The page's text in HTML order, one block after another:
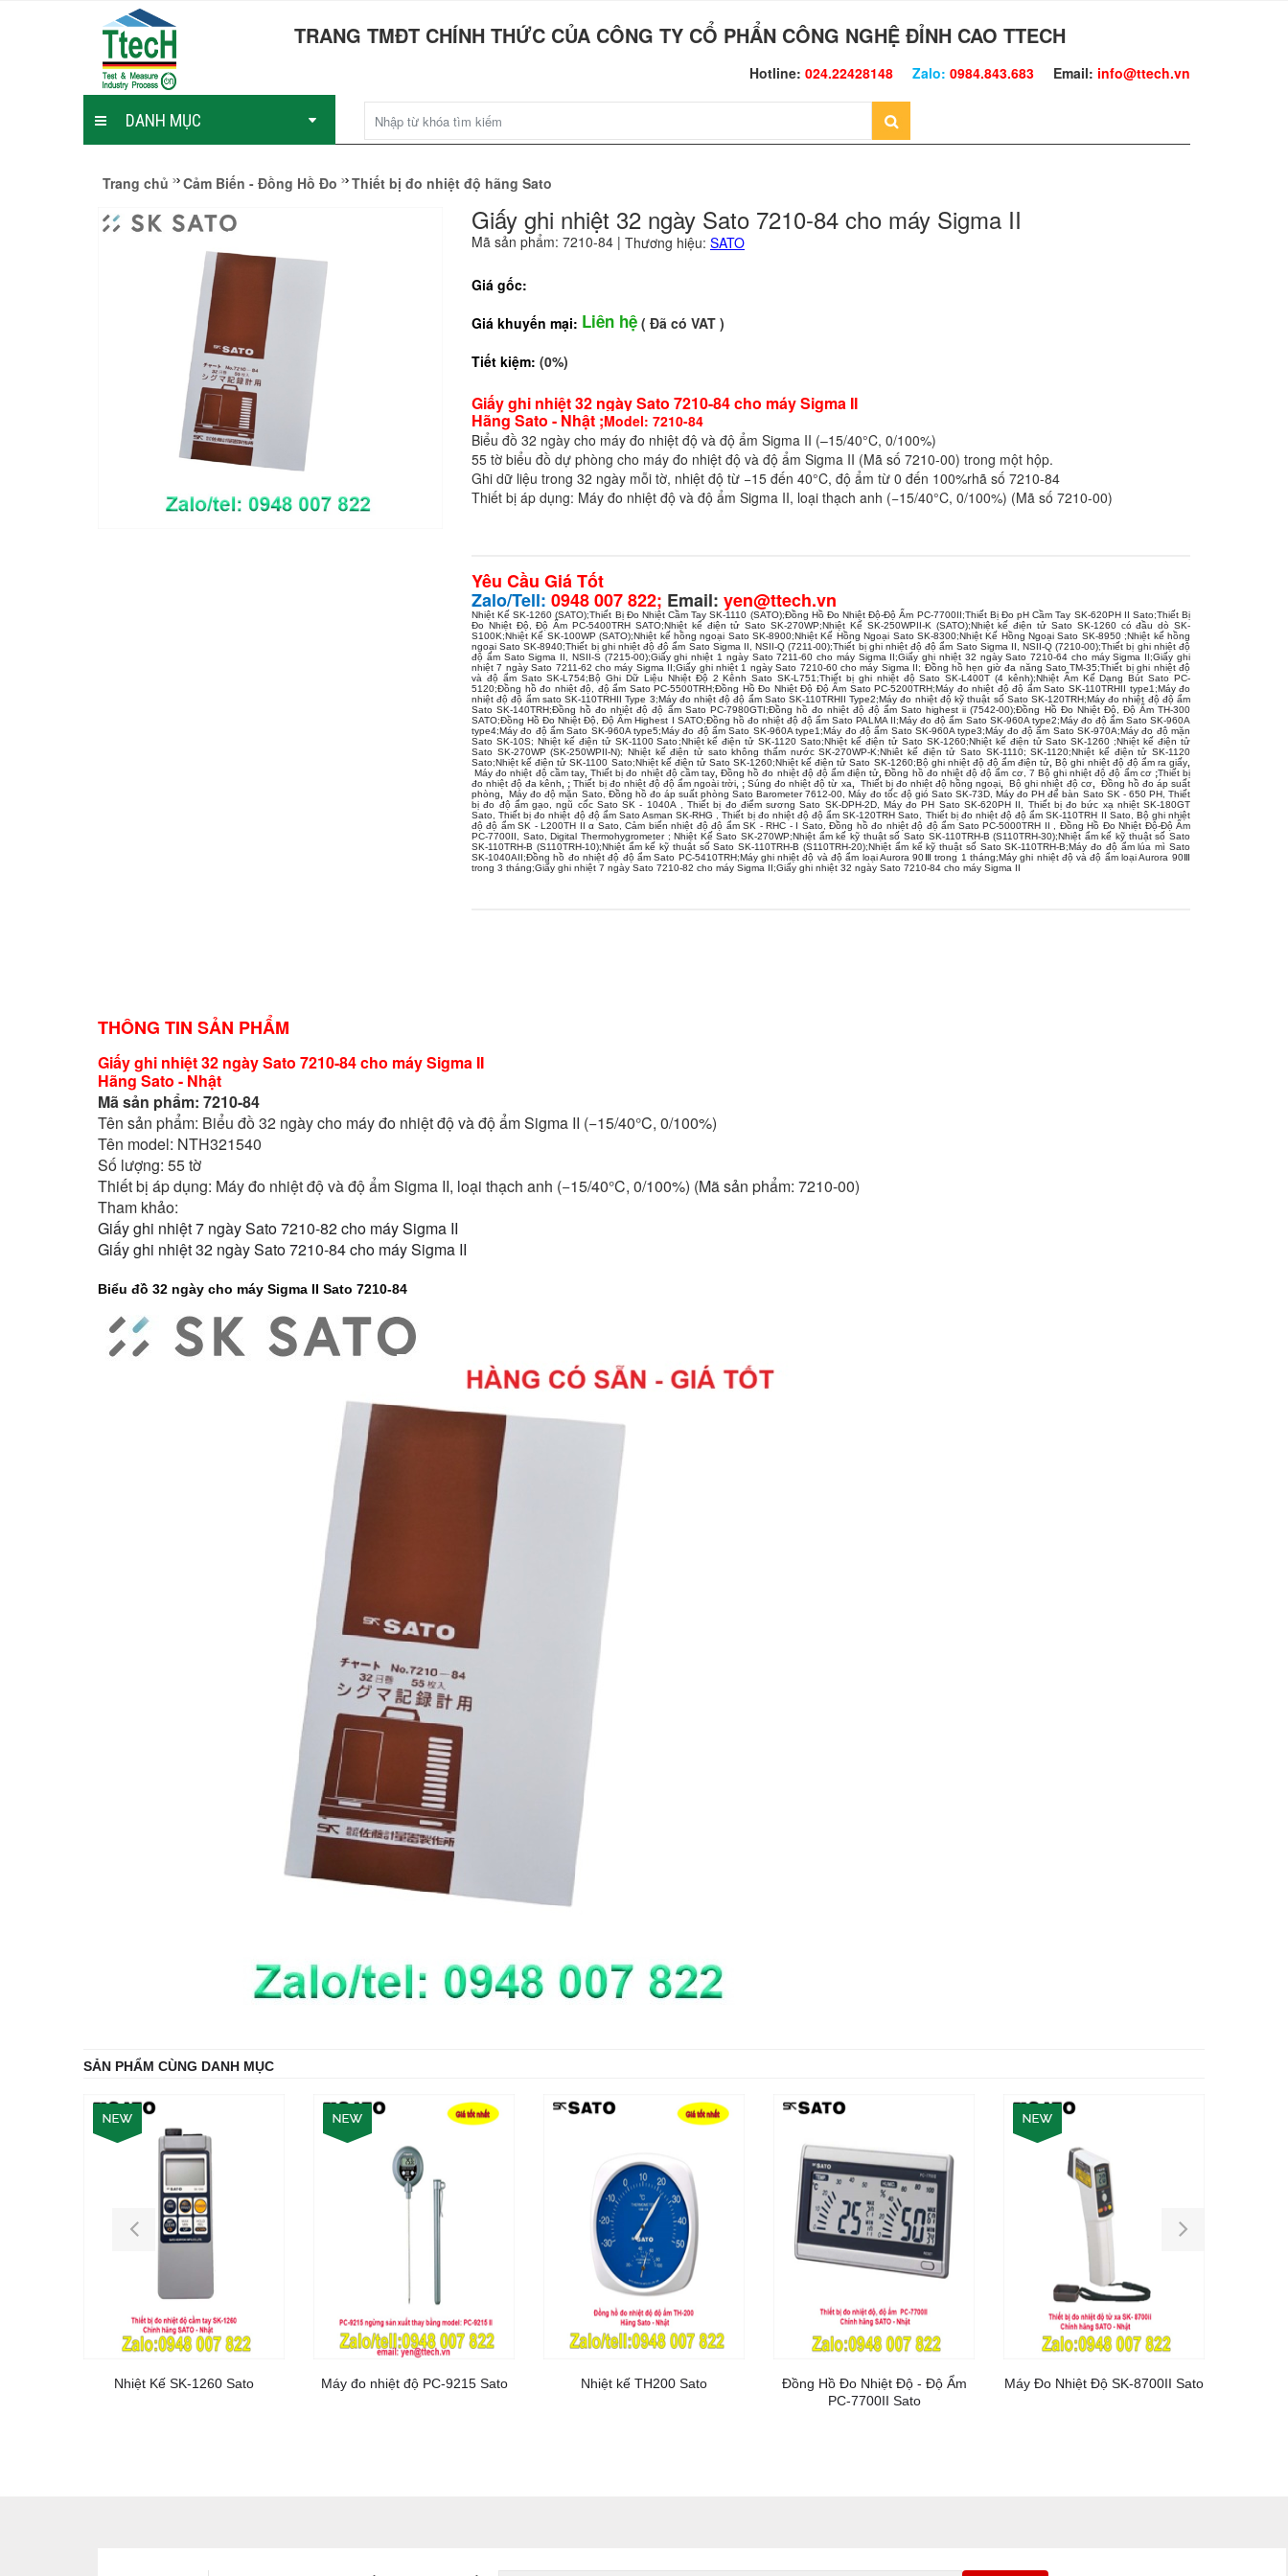
TRANG TMĐT CHÍNH THỨC CỦA CÔNG TY CỔ PHẨN CÔNG NGHỆ ĐỈNH CAO TTECH
Hotline: 024.22428148 Zalo: 0984.843.683 Email: info@ttech.vn
DANH MỤC
Trang chủ Cảm Biến - Đồng Hồ Đo Thiết bị đo nhiệt độ hãng Sato
Giấy ghi nhiệt 32 ngày Sato 7210-84 cho máy Sigma II
Mã sản phẩm: 7210-84 | Thương hiệu: SATO
Giá gốc:
Giá khuyến mại: Liên hệ ( Đã có VAT )
Tiết kiệm: (0%)
Giấy ghi nhiệt 32 ngày Sato 7210-84 cho máy Sigma II
Hãng Sato - Nhật ;Model: 7210-84
Biểu đồ 32 ngày cho máy đo nhiệt độ và độ ẩm Sigma II (–15/40°C, 0/100%)
55 tờ biểu đồ dự phòng cho máy đo nhiệt độ và độ ẩm Sigma II (Mã số 7210-00) trong một hộp.
Ghi dữ liệu trong 32 ngày mỗi tờ, nhiệt độ từ −15 đến 40°C, độ ẩm từ 0 đến 100%rhã số 7210-84
Thiết bị áp dụng: Máy đo nhiệt độ và độ ẩm Sigma II, loại thạch anh (−15/40°C, 0/100%) (Mã số 7210-00)
Yêu Cầu Giá Tốt
Zalo/Tell: 0948 007 822; Email: yen@ttech.vn
Nhiệt Kế SK-1260 (SATO);Thiết Bị Đo Nhiệt Cầm Tay SK-1110 (SATO);Đồng Hồ Đo Nhiệt Độ-Độ Ẩm PC-7700II;Thiết Bị Đo pH Cầm Tay SK-620PH II Sato;Thiết Bị
Đo Nhiệt Độ, Độ Ẩm PC-5400TRH SATO;Nhiệt kế điện tử Sato SK-270WP;Nhiệt Kế SK-250WPII-K (SATO);Nhiệt kế điện tử Sato SK-1260 có đầu dò SK-
S100K;Nhiệt Kế SK-100WP (SATO);Nhiệt kế hồng ngoại Sato SK-8900;Nhiệt Kế Hồng Ngoại Sato SK-8300;Nhiệt Kế Hồng Ngoại Sato SK-8950 ;Nhiệt kế hồng
ngoại Sato SK-8940;Thiết bị ghi nhiệt độ độ ẩm Sato Sigma II, NSII-Q (7211-00);Thiết bị ghi nhiệt độ độ ẩm Sato Sigma II, NSII-Q (7210-00);Thiết bị ghi nhiệt độ
độ ẩm Sato Sigma II, NSII-S (7215-00);Giấy ghi nhiệt 1 ngày Sato 7211-60 cho máy Sigma II;Giấy ghi nhiệt 32 ngày Sato 7210-64 cho máy Sigma II;Giấy ghi
nhiệt 7 ngày Sato 7211-62 cho máy Sigma II;Giấy ghi nhiệt 1 ngày Sato 7210-60 cho máy Sigma II; Đồng hồ hẹn giờ đa năng Sato TM-35;Thiết bị ghi nhiệt độ
và độ ẩm Sato SK-L754;Bộ Ghi Dữ Liệu Nhiệt Độ 2 Kênh Sato SK-L751 ;Thiết bị ghi nhiệt độ Sato SK-L400T (4 kênh);Nhiệt Ẩm Kế Dạng Bút Sato PC-
5120;Đồng hồ đo nhiệt độ, độ ẩm Sato PC-5500TRH;Đồng Hồ Đo Nhiệt Độ Độ Ẩm Sato PC-5200TRH;Máy đo nhiệt độ độ ẩm Sato SK-110TRHII type1 ;Máy đo
nhiệt độ độ ẩm sato SK-110TRHII Type 3;Máy đo nhiệt độ độ ẩm Sato SK-110TRHII Type2;Máy đo nhiệt độ kỹ thuật số Sato SK-120TRH;Máy đo nhiệt độ độ ẩm
Sato SK-140TRH;Đồng hồ đo nhiệt độ độ ẩm Sato PC-7980GTI;Đồng hồ đo nhiệt độ độ ẩm Sato highest ii (7542-00);Đồng Hồ Đo Nhiệt Độ, Độ Ẩm TH-300
SATO;Đồng Hồ Đo Nhiệt Độ, Độ Ẩm Highest I SATO;Đồng hồ đo nhiệt độ độ ẩm Sato PALMA II;Máy đo độ ẩm Sato SK-960A type2;Máy đo độ ẩm Sato SK-960A
type4;Máy đo độ ẩm Sato SK-960A type5;Máy đo độ ẩm Sato SK-960A type1 ;Máy đo độ ẩm Sato SK-960A type3;Máy đo độ ẩm Sato SK-970A;Máy đo độ mặn
Sato SK-10S; Nhiệt kế điện tử SK-1100 Sato;Nhiệt kế điện tử SK-1120 Sato;Nhiệt kế điện tử Sato SK-1260;Nhiệt kế điện tử Sato SK-1260 ;Nhiệt kế điện tử
Sato SK-270WP (SK-250WPII-N);Nhiệt kế điện tử sato không thấm nước SK-270WP-K;Nhiêt kế điện tử Sato SK-1110; SK-1120;Nhiệt kế điện tử SK-1120
Sato;Nhiệt kế điện tử SK-1100 Sato;Nhiệt kế điện tử Sato SK-1260;Nhiệt kế điện tử Sato SK-1260;Bộ ghi nhiệt độ độ ẩm điện tử Bộ ghi nhiệt độ độ ẩm ra giấy
Máy đo nhiệt độ cầm tay,Thiết bị đo nhiệt độ cầm tay,Đồng hồ đo nhiệt độ độ ẩm điện tử ,Đồng hồ đo nhiệt độ độ ẩm cơ, 7 Bộ ghi nhiệt độ độ ẩm cơ;Thiết bị
đo nhiệt độ đa kênh
, ; Thiết bị đo nhiệt độ độ ẩm ngoài trời , ; Súng đo nhiệt độ từ xa Thiết bị đo nhiệt độ hồng ngoại Bộ ghi nhiệt độ cơ,
Đồng hồ đo áp suất
phòng
Máy đo độ mặn Sato, Đồng hồ đo áp suất phòng Sato Barometer 7612-00 ,Máy đo tốc độ gió Sato SK-73D ,Máy đo PH để bàn Sato SK - 650 PH,Thiết
bị đo độ ẩm gạo, ngũ cốc Sato SK - 1040A
,Thiết bị đo điểm sương Sato SK-DPH-2D, Máy đo PH Sato SK-620PH II
Thiết bị đo bức xạ nhiệt SK-180GT
Sato ,Thiết bị đo nhiệt độ độ ẩm Sato Asman SK-RHG ,Thiết bị đo nhiệt độ độ ẩm SK-120TRH Sato Thiết bị đo nhiệt độ độ ẩm SK-110TRH II Sato, Bộ ghi nhiệt
độ độ ẩm SK - L200TH II α Sato,Cảm biến nhiệt độ độ ẩm SK - RHC - I Sato,Đồng hồ đo nhiệt độ độ ẩm Sato PC-5000TRH II
Đồng Hồ Đo Nhiệt Độ-Độ Ẩm
PC-7700II, Sato, Digital Thermohygrometer ;Nhiệt Kế Sato SK-270WP;Nhiệt ẩm kế kỹ thuật số Sato SK-110TRH-B (S110TRH-30);Nhiệt ẩm kế kỹ thuật số Sato
SK-110TRH-B (S110TRH-10);Nhiệt ẩm kế kỹ thuật số Sato SK-110TRH-B (S110TRH-20);Nhiệt ẩm kế kỹ thuật số Sato SK-110TRH-B;Máy đo độ ẩm lúa mì Sato
SK-1040AII;Đồng hồ đo nhiệt độ độ ẩm Sato PC-5410TRH;Máy ghi nhiệt độ và độ ẩm loại Aurora 90Ⅲ trong 1 tháng;Máy ghi nhiệt độ và độ ẩm loại Aurora 90Ⅲ
trong 3 tháng;Giấy ghi nhiệt 7 ngày Sato 7210-82 cho máy Sigma II;Giấy ghi nhiệt 32 ngày Sato 7210-84 cho máy Sigma II
THÔNG TIN SẢN PHẨM
Giấy ghi nhiệt 32 ngày Sato 7210-84 cho máy Sigma II
Hãng Sato - Nhật
Mã sản phẩm: 7210-84
Tên sản phẩm: Biểu đồ 32 ngày cho máy đo nhiệt độ và độ ẩm Sigma II (−15/40°C, 0/100%)
Tên model: NTH321540
Số lượng: 55 tờ
Thiết bị áp dụng: Máy đo nhiệt độ và độ ẩm Sigma II, loại thạch anh (−15/40°C, 0/100%) (Mã sản phẩm: 7210-00)
Tham khảo:
Giấy ghi nhiệt 7 ngày Sato 7210-82 cho máy Sigma II
Giấy ghi nhiệt 32 ngày Sato 7210-84 cho máy Sigma II
Biểu đồ 32 ngày cho máy Sigma II Sato 7210-84
SẢN PHẨM CÙNG DANH MỤC
Nhiệt Kế SK-1260 Sato Máy đo nhiệt độ PC-9215 Sato Nhiệt kế TH200 Sato Đồng Hồ Đo Nhiệt Độ - Độ Ẩm
PC-7700II Sato
Máy Đo Nhiệt Độ SK-8700II Sato